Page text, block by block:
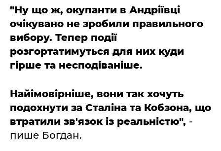
"Ну що ж, окупанти в Андріївці
очікувано не зробили правильного
вибору. Тепер події
розгортатимуться для них куди
гірше та несподіваніше.
Найімовірніше, вони так хочуть
подохнути за Сталіна та Кобзона, що
втратили зв'язок із реальністю", -
пише Богдан.